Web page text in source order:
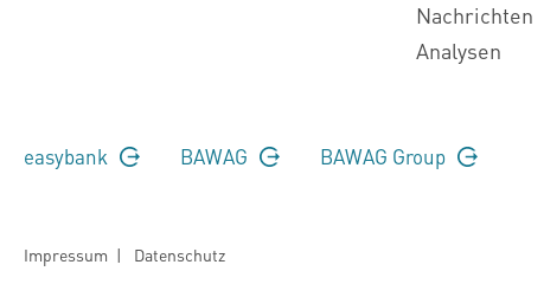
Nachrichten
Analysen
easybank BAWAG BAWAG Group
Impressum | Datenschutz